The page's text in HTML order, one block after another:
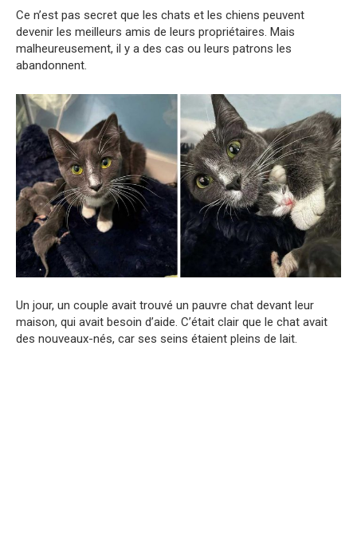
Ce n’est pas secret que les chats et les chiens peuvent
devenir les meilleurs amis de leurs propriétaires. Mais
malheureusement, il y a des cas ou leurs patrons les
abandonnent.
Un jour, un couple avait trouvé un pauvre chat devant leur
maison, qui avait besoin d’aide. C’était clair que le chat avait
des nouveaux-nés, car ses seins étaient pleins de lait.